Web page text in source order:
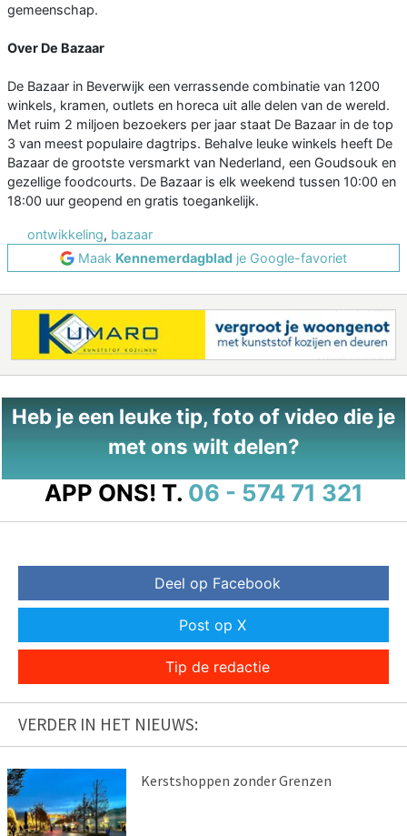
gemeenschap.
Over De Bazaar
De Bazaar in Beverwijk een verrassende combinatie van 1200
winkels, kramen, outlets en horeca uit alle delen van de wereld.
Met ruim 2 miljoen bezoekers per jaar staat De Bazaar in de top
3 van meest populaire dagtrips. Behalve leuke winkels heeft De
Bazaar de grootste versmarkt van Nederland, een Goudsouk en
gezellige foodcourts. De Bazaar is elk weekend tussen 10:00 en
18:00 uur geopend en gratis toegankelijk.
ontwikkeling, bazaar
Maak Kennemerdagblad je Google-favoriet
Heb je een leuke tip, foto of video die je
met ons wilt delen?
APP ONS! T. 06 - 574 71 321
Deel op Facebook
Post op X
Tip de redactie
VERDER IN HET NIEUWS:
Kerstshoppen zonder Grenzen